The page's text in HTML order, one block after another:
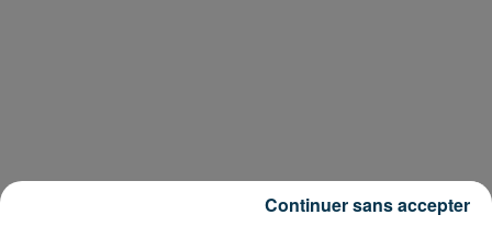
Continuer sans accepter